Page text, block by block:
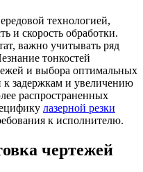
технологией,
и скорость обработки.
важно учитывать ряд
тонкостей
и выбора оптимальных
к задержкам и увеличению
распространенных
лазерной резки
к исполнителю.
чертежей